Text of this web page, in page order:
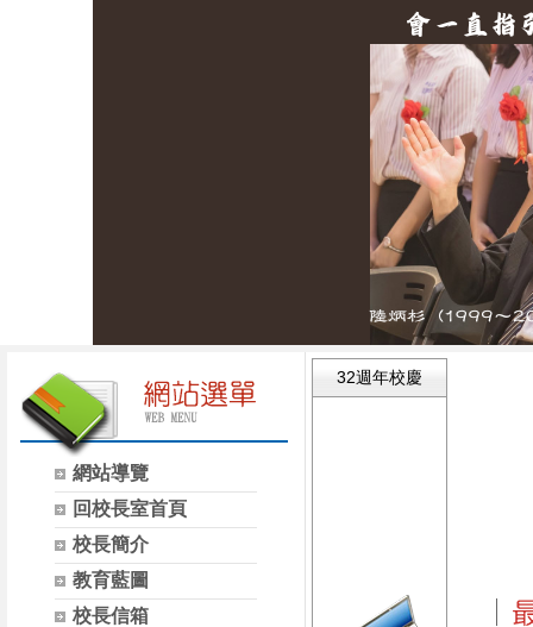
網站導覽
回校長室首頁
校長簡介
教育藍圖
校長信箱
32週年校慶